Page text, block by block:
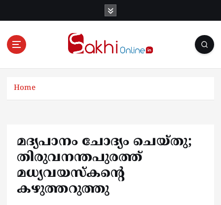
Online News Portal
Home
മദ്യപാനം ചോദ്യം ചെയ്തു;
തിരുവനന്തപുരത്ത്
മധ്യവയസ്കൻ്റെ
കഴുത്തറുത്തു